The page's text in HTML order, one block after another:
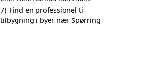
7) Find en professionel til
tilbygning i byer nær Spørring